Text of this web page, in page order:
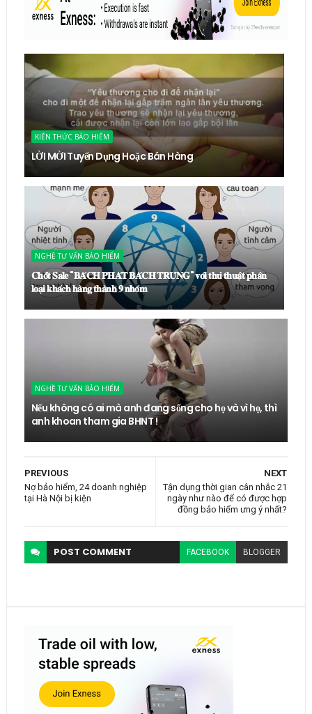
KIẾN THỨC BẢO HIỂM
LỜI MỜI Tuyển Dụng Hoặc Bán Hàng
NGHỀ TƯ VẤN BẢO HIỂM
𝐂𝐡𝐨̂́𝐭 𝐒𝐚𝐥𝐞 "𝐁𝐀́𝐂𝐇 𝐏𝐇𝐀́𝐓 𝐁𝐀́𝐂𝐇 𝐓𝐑𝐔́𝐍𝐆" 𝐯𝐨̛́𝐢 𝐭𝐡𝐮̉ 𝐭𝐡𝐮𝐚̣̂𝐭 𝐩𝐡𝐚̂𝐧
𝐥𝐨𝐚̣𝐢 𝐤𝐡𝐚́𝐜𝐡 𝐡𝐚̀𝐧𝐠 𝐭𝐡𝐚̀𝐧𝐡 𝟗 𝐧𝐡𝐨́𝐦
NGHỀ TƯ VẤN BẢO HIỂM
Nếu không có ai mà anh đang sống cho họ và vì họ, thì
anh khoan tham gia BHNT !
NEXT
Tận dụng thời gian cân nhắc 21
ngày như nào để có được hợp
đồng bảo hiểm ưng ý nhất?
PREVIOUS
Nợ bảo hiểm, 24 doanh nghiệp
tại Hà Nội bị kiện
POST COMMENT FACEBOOK BLOGGER